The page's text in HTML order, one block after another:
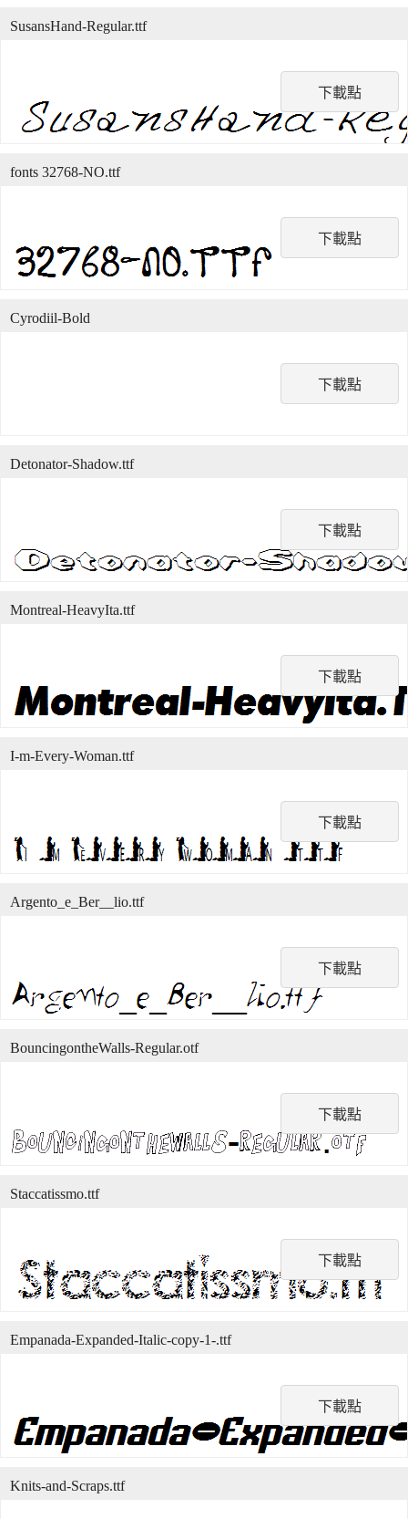
下載點
SusansHand-Regular.ttf
下載點
fonts 32768-NO.ttf
下載點
Cyrodiil-Bold
下載點
Detonator-Shadow.ttf
下載點
Montreal-HeavyIta.ttf
下載點
I-m-Every-Woman.ttf
下載點
Argento_e_Ber__lio.ttf
下載點
BouncingontheWalls-Regular.otf
下載點
Staccatissmo.ttf
下載點
Empanada-Expanded-Italic-copy-1-.ttf
Knits-and-Scraps.ttf